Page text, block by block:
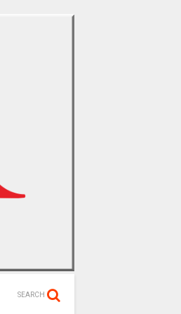
SEARCH